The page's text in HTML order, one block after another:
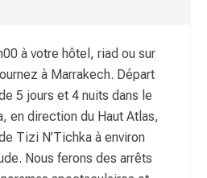
à votre hôtel, riad ou sur
à Marrakech. Départ
5 jours et 4 nuits dans le
en direction du Haut Atlas,
Tizi N'Tichka à environ
Nous ferons des arrêts